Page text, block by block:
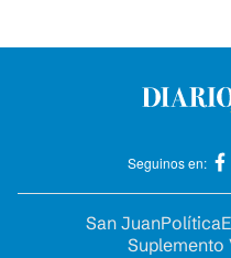
Seguinos en:
San JuanPolítica
Suplemento